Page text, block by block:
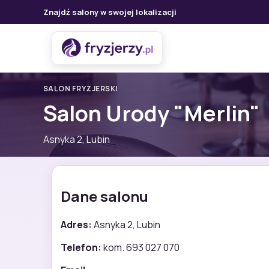
Znajdź salony w swojej lokalizacji
SALON FRYZJERSKI
Salon Urody "Merlin"
Asnyka 2, Lubin
Dane salonu
Adres: Asnyka 2, Lubin
Telefon: kom. 693 027 070